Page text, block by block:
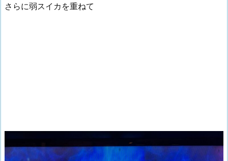
さらに弱スイカを重ねて